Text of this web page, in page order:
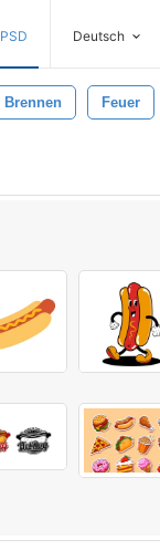
PSD Deutsch
Brennen Feuer